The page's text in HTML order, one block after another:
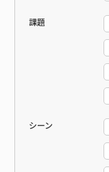
課題
シーン